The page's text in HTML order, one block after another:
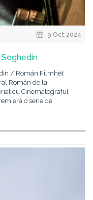
9 Oct 2024
/ Román Filmhét
Român de la
cu Cinematograful
o serie de